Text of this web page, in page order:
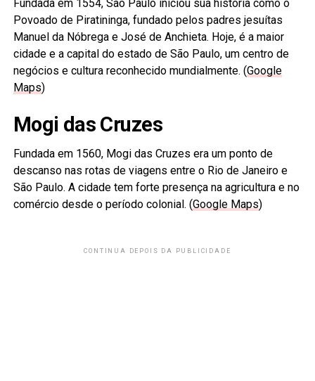
Fundada em 1554, São Paulo iniciou sua história como o
Povoado de Piratininga, fundado pelos padres jesuítas
Manuel da Nóbrega e José de Anchieta. Hoje, é a maior
cidade e a capital do estado de São Paulo, um centro de
negócios e cultura reconhecido mundialmente. (Google
Maps)
Mogi das Cruzes
Fundada em 1560, Mogi das Cruzes era um ponto de
descanso nas rotas de viagens entre o Rio de Janeiro e
São Paulo. A cidade tem forte presença na agricultura e no
comércio desde o período colonial. (Google Maps)
CONTINUA DEPOIS DA PUBLICIDADE